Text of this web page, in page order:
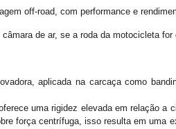
off-road, com performance e
de ar, se a roda da motocicleta
aplicada na carcaça como
uma rigidez elevada em relação
força centrífuga, isso resulta em uma